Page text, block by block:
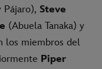
Pájaro), Steve
(Abuela Tanaka) y
los miembros del
Piper